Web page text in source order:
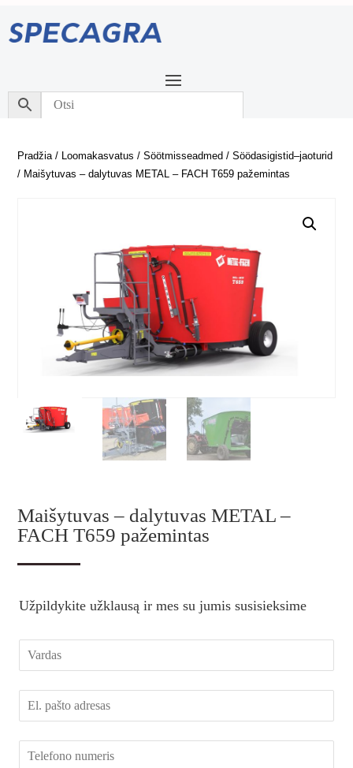
Pradžia/ Loomakasvatus /Söötmisseadmed /Söödasigistid–jaoturid
/ Maišytuvas – dalytuvas METAL – FACH T659 pažemintas
Maišytuvas – dalytuvas METAL –
FACH T659 pažemintas
Užpildykite užklausą ir mes su jumis susisieksime